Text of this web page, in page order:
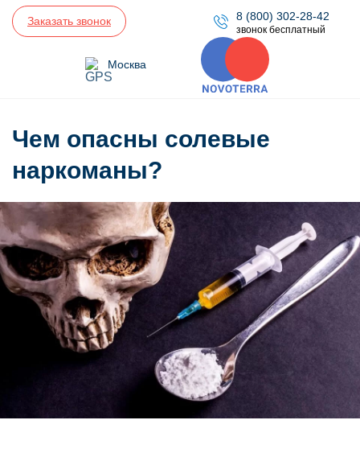
8 (800) 302-28-42
звонок бесплатный
Заказать звонок
Москва
Чем опасны солевые
наркоманы?